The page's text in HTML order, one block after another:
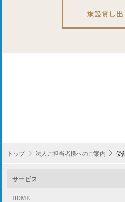
施設貸し出
トップ 法人ご担当者様へのご案内 受
サービス
HOME